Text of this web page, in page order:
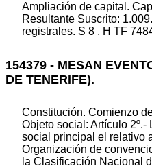
Ampliación de capital.
Resultante Suscrito:
registrales. S 8 , H TF
154379 - MESAN
DE TENERIFE).
Constitución. Comienzo
Objeto social: Artículo
social principal el relativo
Organización de
la Clasificación Nacional